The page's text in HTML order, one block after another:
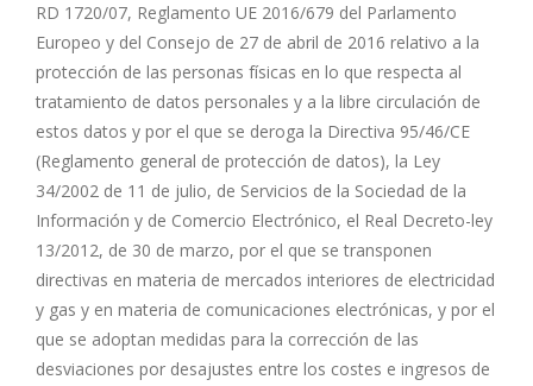
RD 1720/07, Reglamento UE 2016/679 del Parlamento
Europeo y del Consejo de 27 de abril de 2016 relativo a la
protección de las personas físicas en lo que respecta al
tratamiento de datos personales y a la libre circulación de
estos datos y por el que se deroga la Directiva 95/46/CE
(Reglamento general de protección de datos), la Ley
34/2002 de 11 de julio, de Servicios de la Sociedad de la
Información y de Comercio Electrónico, el Real Decreto-ley
13/2012, de 30 de marzo, por el que se transponen
directivas en materia de mercados interiores de electricidad
y gas y en materia de comunicaciones electrónicas, y por el
que se adoptan medidas para la corrección de las
desviaciones por desajustes entre los costes e ingresos de